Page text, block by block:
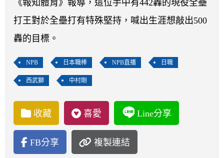
《報知體育》報導，這位手中有442轟的現役全壘
打王對於全壘打有特殊堅持，喊出生涯想敲出500
轟的目標。
NPB 日本職棒 NPB直播 日職
西武獅 中村剛
收藏 喜愛 Line分享
FB分享 複製連結